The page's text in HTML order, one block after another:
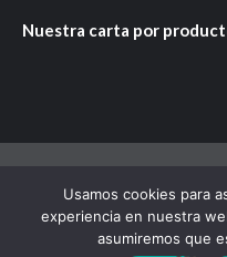
Nuestra carta por
Copyright © Todos los
por
Usamos cookies para
experiencia en nuestra
asumiremos que